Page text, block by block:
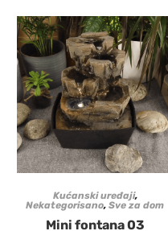
Kućanski uređaji,
Nekategorisano,Sve za dom
Mini fontana 03